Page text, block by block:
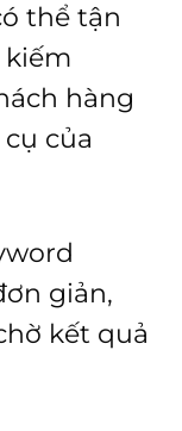
thể tận
hàng
của
giản,
kết quả